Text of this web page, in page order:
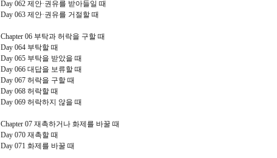
Day 062 제안·권유를 받아들일 때
Day 063 제안·권유를 거절할 때
Chapter 06 부탁과 허락을 구할 때
Day 064 부탁할 때
Day 065 부탁을 받았을 때
Day 066 대답을 보류할 때
Day 067 허락을 구할 때
Day 068 허락할 때
Day 069 허락하지 않을 때
Chapter 07 재촉하거나 화제를 바꿀 때
Day 070 재촉할 때
Day 071 화제를 바꿀 때